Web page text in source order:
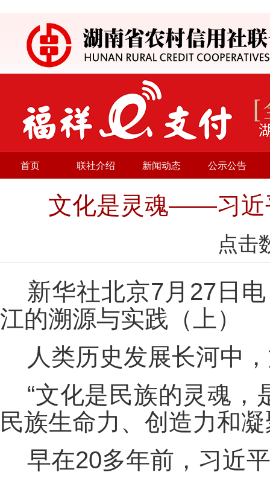
首页 联社介绍 新闻动态 公示公告
文化是灵魂——习近
点击
新华社北京7月27日
江的溯源与实践（上）
人类历史发展长河中
“文化是民族的灵魂
民族生命力、创造力和
早在20多年前，习近